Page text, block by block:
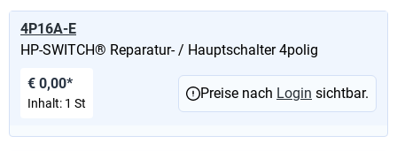
4P16A-E
HP-SWITCH® Reparatur- / Hauptschalter 4polig
€ 0,00*
Inhalt: 1 St
Preise nach Login sichtbar.